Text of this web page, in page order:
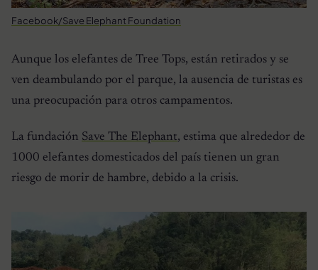
Facebook/Save Elephant Foundation
Aunque los elefantes de Tree Tops, están retirados y se
ven deambulando por el parque, la ausencia de turistas es
una preocupación para otros campamentos.
La fundación Save The Elephant, estima que alrededor de
1000 elefantes domesticados del país tienen un gran
riesgo de morir de hambre, debido a la crisis.